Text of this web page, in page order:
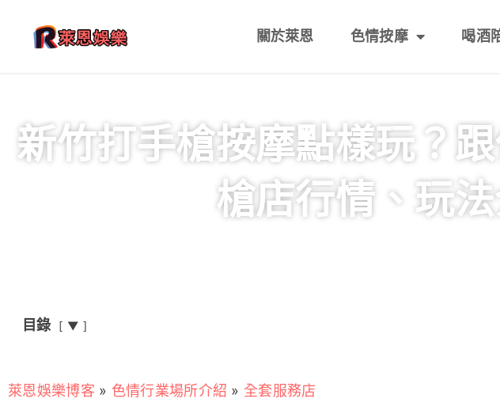
關於萊恩 色情按摩 喝酒
新竹打手槍按摩點樣玩？
槍店行情、玩
目錄 ▼
萊恩娛樂博客 » 色情行業場所介紹 » 全套服務店